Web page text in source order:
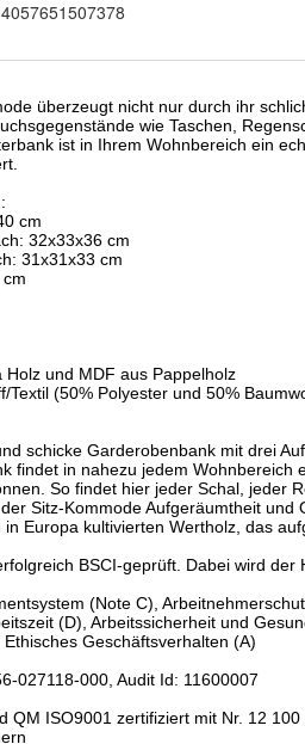
4057651507378